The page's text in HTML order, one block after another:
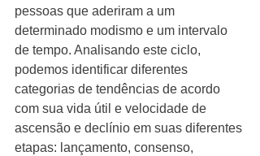
pessoas que aderiram a um
determinado modismo e um intervalo
de tempo. Analisando este ciclo,
podemos identificar diferentes
categorias de tendências de acordo
com sua vida útil e velocidade de
ascensão e declínio em suas diferentes
etapas: lançamento, consenso,